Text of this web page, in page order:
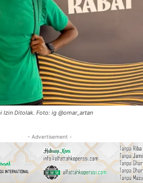
Izin Ditolak. Foto: ig @omar_artan
- Advertisement -